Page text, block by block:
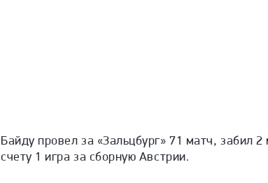
Байду провел за «Зальцбург» 71 матч, забил
счету 1 игра за сборную Австрии.